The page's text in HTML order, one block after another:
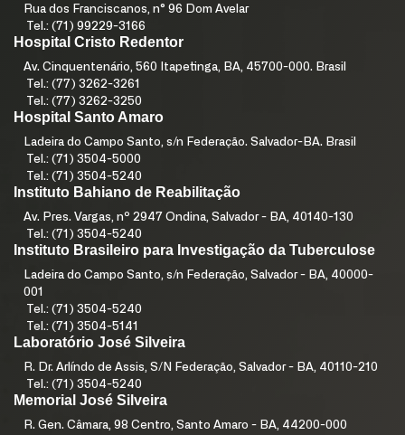
Rua dos Franciscanos, n° 96 Dom Avelar
Tel.: (71) 99229-3166
Hospital Cristo Redentor
Av. Cinquentenário, 560 Itapetinga, BA, 45700-000. Brasil
Tel.: (77) 3262-3261
Tel.: (77) 3262-3250
Hospital Santo Amaro
Ladeira do Campo Santo, s/n Federação. Salvador-BA. Brasil
Tel.: (71) 3504-5000
Tel.: (71) 3504-5240
Instituto Bahiano de Reabilitação
Av. Pres. Vargas, nº 2947 Ondina, Salvador - BA, 40140-130
Tel.: (71) 3504-5240
Instituto Brasileiro para Investigação da Tuberculose
Ladeira do Campo Santo, s/n Federação, Salvador - BA, 40000-
001
Tel.: (71) 3504-5240
Tel.: (71) 3504-5141
Laboratório José Silveira
R. Dr. Arlíndo de Assis, S/N Federação, Salvador - BA, 40110-210
Tel.: (71) 3504-5240
Memorial José Silveira
R. Gen. Câmara, 98 Centro, Santo Amaro - BA, 44200-000